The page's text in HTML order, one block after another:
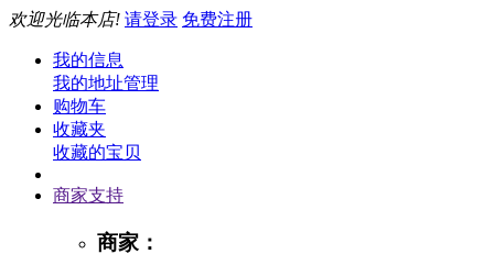
欢迎光临本店! 请登录 免费注册
我的信息
我的地址管理
购物车
收藏夹
收藏的宝贝
商家支持
商家：